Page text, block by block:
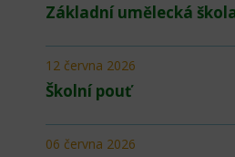
Základní umělecká
Školní pouť
12 června 2026
06 června 2026